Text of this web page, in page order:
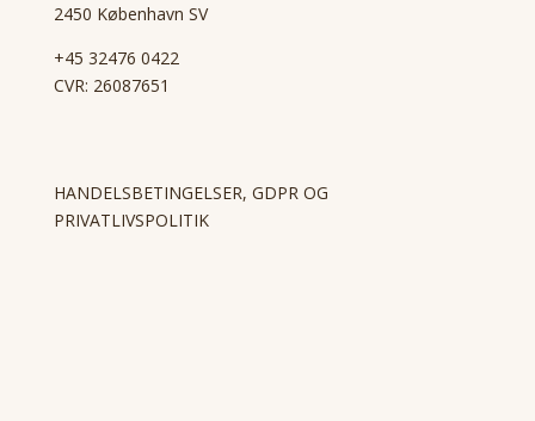
2450 København SV
+45 32476 0422
CVR: 26087651
HANDELSBETINGELSER, GDPR OG
PRIVATLIVSPOLITIK